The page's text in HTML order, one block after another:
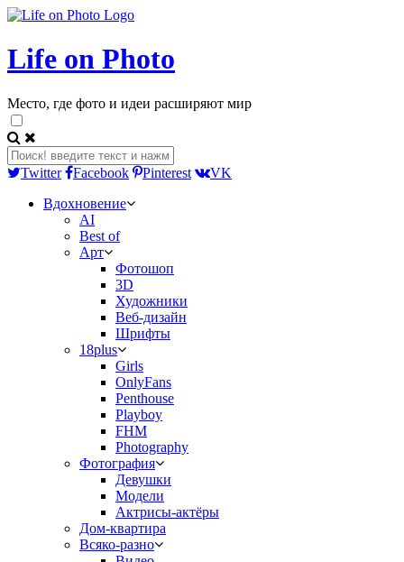
Life on Photo
Место, где фото и идеи расширяют мир
Twitter Facebook Pinterest
VK
Вдохновение
AI
Best of
Арт
Фотошоп
3D
Художники
Веб-дизайн
Шрифты
18plus
Girls
OnlyFans
Penthouse
Playboy
FHM
Photography
Фотография
Девушки
Модели
Актрисы-актёры
Дом-квартира
Всяко-разно